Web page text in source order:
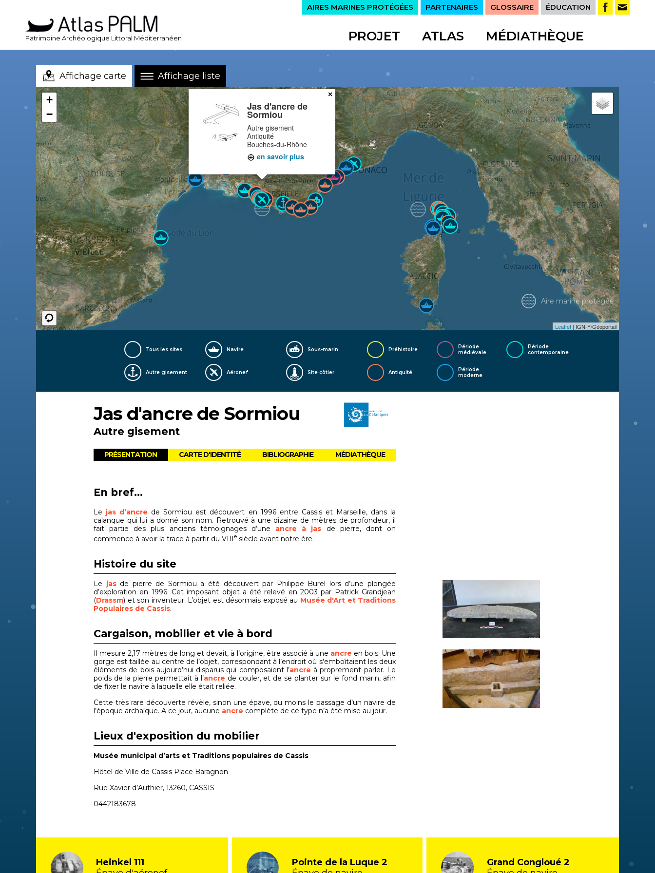
Patrimoine Archéologique Littoral Méditerranéen
AIRES MARINES PROTÉGÉES PARTENAIRES GLOSSAIRE ÉDUCATION
PROJET ATLAS MÉDIATHÈQUE
Affichage carte Affichage liste
Jas d'ancre de
Sormiou
Autre gisement
Antiquité
Bouches-du-Rhône
en savoir plus
×
+
−
Leaflet | IGN-F/Géoportail
Aire marine protégée
Tous les sites Navire Sous-marin
Autre gisement Aéronef Site côtier
Préhistoire
Période
médiévale
Période
contemporaine
Antiquité
Période
moderne
Jas d'ancre de Sormiou
Autre gisement
PRÉSENTATION CARTE D'IDENTITÉ BIBLIOGRAPHIE MÉDIATHÈQUE
En bref...
Le jas d’ancre de Sormiou est découvert en 1996 entre Cassis et Marseille, dans la
calanque qui lui a donné son nom. Retrouvé à une dizaine de mètres de profondeur, il
fait partie des plus anciens témoignages d’une ancre à jas de pierre, dont on
commence à avoir la trace à partir du VIIIe siècle avant notre ère.
Histoire du site
Le jasde pierre de Sormiou a été découvert par Philippe Burel lors d’une plongée
d’exploration en 1996. Cet imposant objet a été relevé en 2003 par Patrick Grandjean
(Drassm) et son inventeur. L’objet est désormais exposé au Musée d'Art et Traditions
Populaires de Cassis.
Cargaison, mobilier et vie à bord
Il mesure 2,17 mètres de long et devait, à l’origine, être associé à une ancre en bois. Une
gorge est taillée au centre de l’objet, correspondant à l’endroit où s'emboîtaient les deux
éléments de bois aujourd’hui disparus qui composaient l’ancre à proprement parler. Le
poids de la pierre permettait à l’ancre de couler, et de se planter sur le fond marin, afin
de fixer le navire à laquelle elle était reliée.
Cette très rare découverte révèle, sinon une épave, du moins le passage d’un navire de
l’époque archaïque. A ce jour, aucune ancre complète de ce type n’a été mise au jour.
Lieux d'exposition du mobilier
Musée municipal d’arts et Traditions populaires de Cassis
Hôtel de Ville de Cassis Place Baragnon
Rue Xavier d’Authier, 13260, CASSIS
0442183678
Heinkel 111
Pointe de la Luque 2
Grand Congloué 2